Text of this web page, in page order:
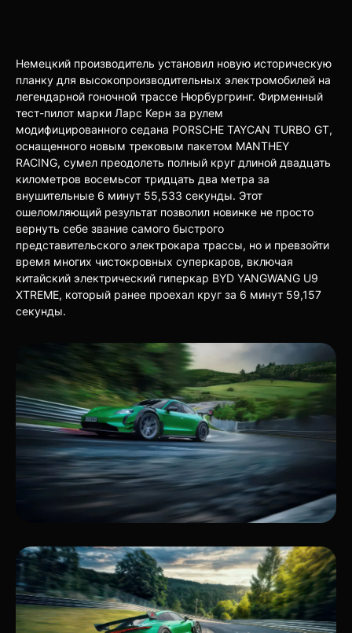
Немецкий производитель установил новую историческую
планку для высокопроизводительных электромобилей на
легендарной гоночной трассе Нюрбургринг. Фирменный
тест-пилот марки Ларс Керн за рулем
модифицированного седана PORSCHE TAYCAN TURBO GT,
оснащенного новым трековым пакетом MANTHEY
RACING, сумел преодолеть полный круг длиной двадцать
километров восемьсот тридцать два метра за
внушительные 6 минут 55,533 секунды. Этот
ошеломляющий результат позволил новинке не просто
вернуть себе звание самого быстрого
представительского электрокара трассы, но и превзойти
время многих чистокровных суперкаров, включая
китайский электрический гиперкар BYD YANGWANG U9
XTREME, который ранее проехал круг за 6 минут 59,157
секунды.